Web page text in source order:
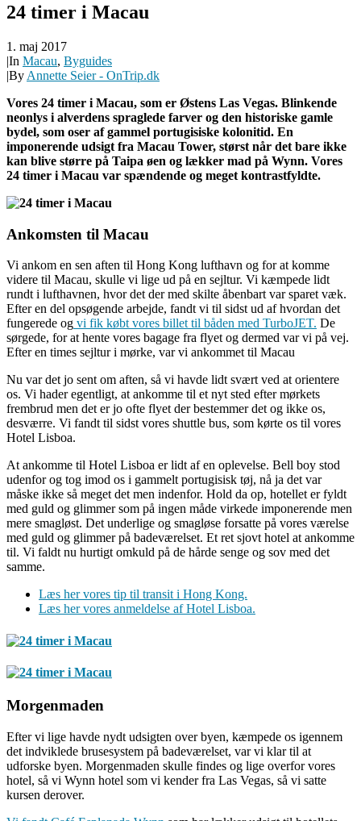
24 timer i Macau
1. maj 2017
|In Macau, Byguides
|By Annette Seier - OnTrip.dk
Vores 24 timer i Macau, som er Østens Las Vegas. Blinkende
neonlys i alverdens spraglede farver og den historiske gamle
bydel, som oser af gammel portugisiske kolonitid. En
imponerende udsigt fra Macau Tower, størst når det bare ikke
kan blive større på Taipa øen og lækker mad på Wynn. Vores
24 timer i Macau var spændende og meget kontrastfyldte.
Ankomsten til Macau
Vi ankom en sen aften til Hong Kong lufthavn og for at komme
videre til Macau, skulle vi lige ud på en sejltur. Vi kæmpede lidt
rundt i lufthavnen, hvor det der med skilte åbenbart var sparet væk.
Efter en del opsøgende arbejde, fandt vi til sidst ud af hvordan det
fungerede og vi fik købt vores billet til båden med TurboJET. De
sørgede, for at hente vores bagage fra flyet og dermed var vi på vej.
Efter en times sejltur i mørke, var vi ankommet til Macau
Nu var det jo sent om aften, så vi havde lidt svært ved at orientere
os. Vi hader egentligt, at ankomme til et nyt sted efter mørkets
frembrud men det er jo ofte flyet der bestemmer det og ikke os,
desværre. Vi fandt til sidst vores shuttle bus, som kørte os til vores
Hotel Lisboa.
At ankomme til Hotel Lisboa er lidt af en oplevelse. Bell boy stod
udenfor og tog imod os i gammelt portugisisk tøj, nå ja det var
måske ikke så meget det men indenfor. Hold da op, hotellet er fyldt
med guld og glimmer som på ingen måde virkede imponerende men
mere smagløst. Det underlige og smagløse forsatte på vores værelse
med guld og glimmer på badeværelset. Et ret sjovt hotel at ankomme
til. Vi faldt nu hurtigt omkuld på de hårde senge og sov med det
samme.
Læs her vores tip til transit i Hong Kong.
Læs her vores anmeldelse af Hotel Lisboa.
Morgenmaden
Efter vi lige havde nydt udsigten over byen, kæmpede os igennem
det indviklede brusesystem på badeværelset, var vi klar til at
udforske byen. Morgenmaden skulle findes og lige overfor vores
hotel, så vi Wynn hotel som vi kender fra Las Vegas, så vi satte
kursen derover.